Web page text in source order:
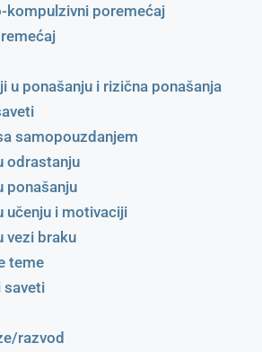
kompulzivni poremećaj
u ponašanju i rizična ponašanja
samopouzdanjem
odrastanju
ponašanju
učenju i motivaciji
vezi braku
teme
saveti
razvod